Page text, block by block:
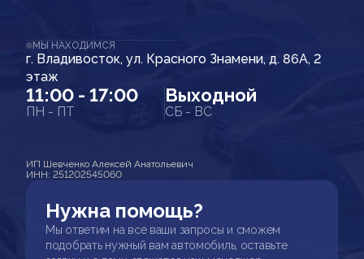
МЫ НАХОДИМСЯ
г. Владивосток, ул. Красного Знамени, д. 86А, 2
этаж
11:00 - 17:00
ПН - ПТ
Выходной
СБ - ВС
ИП Шевченко Алексей Анатольевич
ИНН: 251202545060
Нужна помощь?
Мы ответим на все ваши запросы и сможем
подобрать нужный вам автомобиль, оставьте